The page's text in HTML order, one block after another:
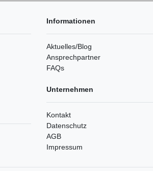
Informationen
Aktuelles/Blog
Ansprechpartner
FAQs
Unternehmen
Kontakt
Datenschutz
AGB
Impressum